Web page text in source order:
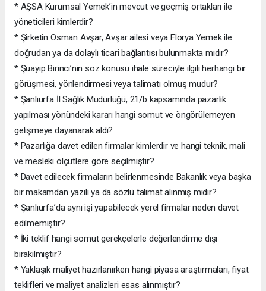
* AŞSA Kurumsal Yemek’in mevcut ve geçmiş ortakları ile
yöneticileri kimlerdir?
* Şirketin Osman Avşar, Avşar ailesi veya Florya Yemek ile
doğrudan ya da dolaylı ticari bağlantısı bulunmakta mıdır?
* Şuayıp Birinci’nin söz konusu ihale süreciyle ilgili herhangi bir
görüşmesi, yönlendirmesi veya talimatı olmuş mudur?
* Şanlıurfa İl Sağlık Müdürlüğü, 21/b kapsamında pazarlık
yapılması yönündeki kararı hangi somut ve öngörülemeyen
gelişmeye dayanarak aldı?
* Pazarlığa davet edilen firmalar kimlerdir ve hangi teknik, mali
ve mesleki ölçütlere göre seçilmiştir?
* Davet edilecek firmaların belirlenmesinde Bakanlık veya başka
bir makamdan yazılı ya da sözlü talimat alınmış mıdır?
* Şanlıurfa’da aynı işi yapabilecek yerel firmalar neden davet
edilmemiştir?
* İki teklif hangi somut gerekçelerle değerlendirme dışı
bırakılmıştır?
* Yaklaşık maliyet hazırlanırken hangi piyasa araştırmaları, fiyat
teklifleri ve maliyet analizleri esas alınmıştır?